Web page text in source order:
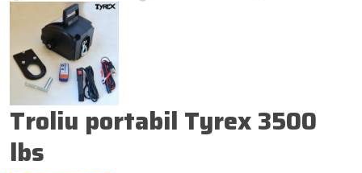
Troliu portabil Tyrex 3500
lbs